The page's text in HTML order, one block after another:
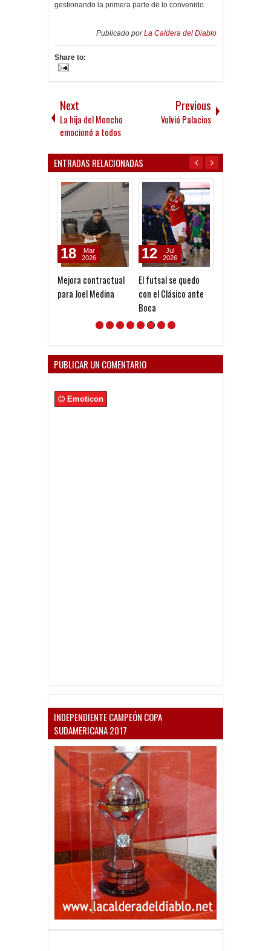
gestionando la primera parte de lo convenido.
Publicado porLa Caldera del Diablo
Share to:
Next
La hija del Moncho
emocionó a todos
Previous
Volvió Palacios
ENTRADAS RELACIONADAS
Mejora contractual
para Joel Medina
18
Mar
2026
El futsal se quedo
con el Clásico ante
Boca
12
Jul
2026
PUBLICAR UN COMENTARIO
Emoticon
INDEPENDIENTE CAMPEÓN COPA
SUDAMERICANA 2017